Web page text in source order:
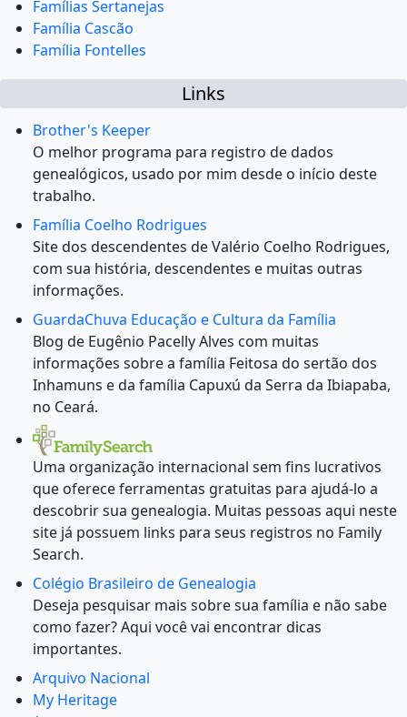
Famílias Sertanejas
Família Cascão
Família Fontelles
Links
Brother's Keeper
O melhor programa para registro de dados
genealógicos, usado por mim desde o início deste
trabalho.
Família Coelho Rodrigues
Site dos descendentes de Valério Coelho Rodrigues,
com sua história, descendentes e muitas outras
informações.
GuardaChuva Educação e Cultura da Família
Blog de Eugênio Pacelly Alves com muitas
informações sobre a família Feitosa do sertão dos
Inhamuns e da família Capuxú da Serra da Ibiapaba,
no Ceará.
Uma organização internacional sem fins lucrativos
que oferece ferramentas gratuitas para ajudá-lo a
descobrir sua genealogia. Muitas pessoas aqui neste
site já possuem links para seus registros no Family
Search.
Colégio Brasileiro de Genealogia
Deseja pesquisar mais sobre sua família e não sabe
como fazer? Aqui você vai encontrar dicas
importantes.
Arquivo Nacional
My Heritage